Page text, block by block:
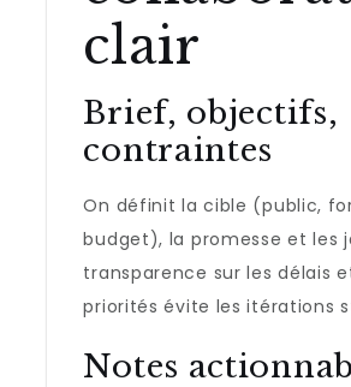
clair
Brief, objectifs,
contraintes
On définit la cible (public,
budget), la promesse et les
transparence sur les délais
priorités évite les itérations
Notes